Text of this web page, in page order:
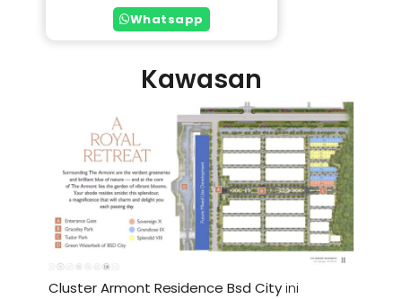
Whatsapp
Kawasan
Cluster Armont Residence Bsd Cityini